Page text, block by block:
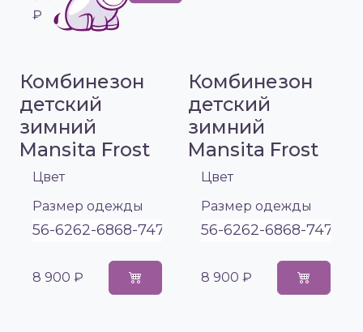
₽
Комбинезон
детский
зимний
Mansita Frost
Цвет
Размер одежды
56-6262-6868-7474-80 80-86
8 900 ₽
Комбинезон
детский
зимний
Mansita Frost
Цвет
Размер одежды
56-6262-6868-7474-
8 900 ₽